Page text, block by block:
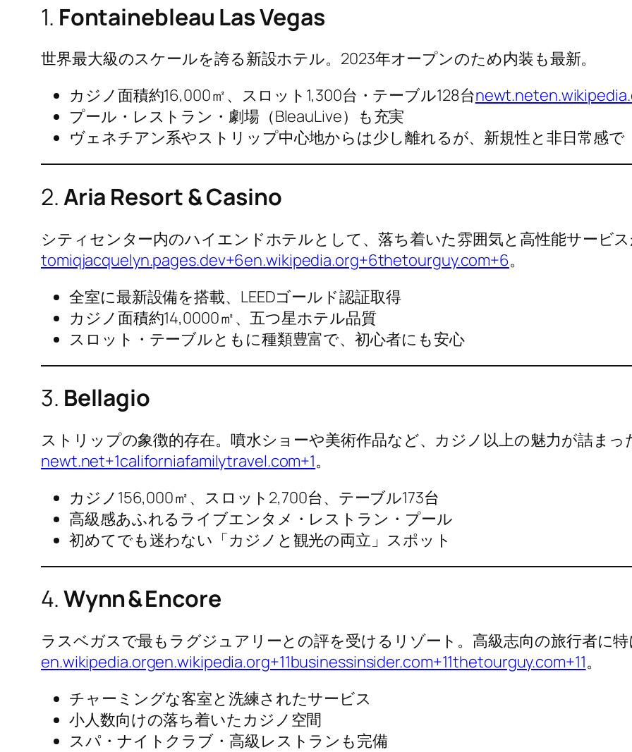
1. Fontainebleau Las Vegas
世界最大級のスケールを誇る新設ホテル。2023年オープンのため内装も最新。
カジノ面積約16,000㎡、スロット1,300台・テーブル128台newt.net
プール・レストラン・劇場（BleauLive）も充実
ヴェネチアン系やストリップ中心地からは少し離れるが、新規性と非日常感
2.Aria Resort & Casino
シティセンター内のハイエンドホテルとして、落ち着いた雰囲気と高性能サービ
tomiqjacquelyn.pages.dev+6en.wikipedia.org+6thetourguy.com+6。
全室に最新設備を搭載、LEEDゴールド認証取得
カジノ面積約14,0000㎡、五つ星ホテル品質
スロット・テーブルともに種類豊富で、初心者にも安心
3. Bellagio
ストリップの象徴的存在。噴水ショーや美術作品など、カジノ以上の魅力が詰まっ
newt.net+1californiafamilytravel.com+1。
カジノ156,000㎡、スロット2,700台、テーブル173台
高級感あふれるライブエンタメ・レストラン・プール
初めてでも迷わない「カジノと観光の両立」スポット
4.Wynn & Encore
ラスベガスで最もラグジュアリーとの評を受けるリゾート。高級志向の旅行者に
en.wikipedia.orgen.wikipedia.org+11businessinsider.com+11thetourguy.com+11。
チャーミングな客室と洗練されたサービス
小人数向けの落ち着いたカジノ空間
スパ・ナイトクラブ・高級レストランも完備